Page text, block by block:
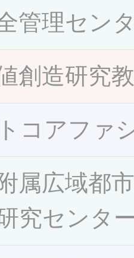
管理セン
創造研究
コアファ
属広域都
究センタ